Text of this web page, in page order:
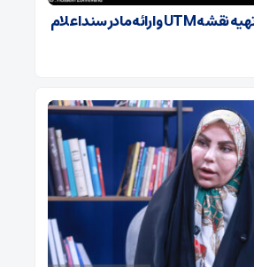
جزئیات ثبت ادعا، تهیه نقشه UTM و ارائه مادر سند اعلام